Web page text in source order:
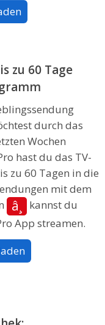
zu 60 Tage
durch das
Wochen
hast du das TV-
zu 60 Tagen in die
mit dem
â¸
kannst du
App streamen.